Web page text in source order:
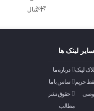
سایر لینک ها
لینک
درباره ما
حریم
تماس با ما
حقوق نشر
مطالب